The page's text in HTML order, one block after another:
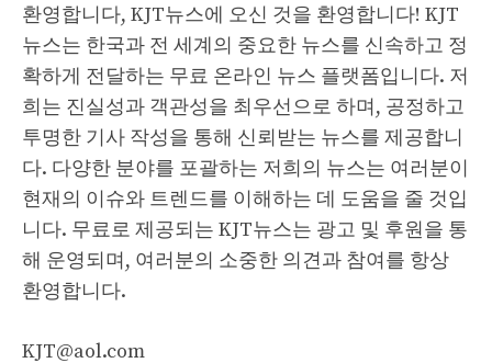
환영합니다, KJT뉴스에 오신 것을 환영합니다! KJT
뉴스는 한국과 전 세계의 중요한 뉴스를 신속하고 정
확하게 전달하는 무료 온라인 뉴스 플랫폼입니다. 저
희는 진실성과 객관성을 최우선으로 하며, 공정하고
투명한 기사 작성을 통해 신뢰받는 뉴스를 제공합니
다. 다양한 분야를 포괄하는 저희의 뉴스는 여러분이
현재의 이슈와 트렌드를 이해하는 데 도움을 줄 것입
니다. 무료로 제공되는 KJT뉴스는 광고 및 후원을 통
해 운영되며, 여러분의 소중한 의견과 참여를 항상
환영합니다.
KJT@aol.com